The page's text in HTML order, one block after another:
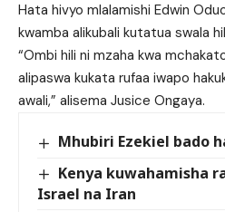
Hata hivyo mlalamishi Edwin
kwamba alikubali kutatua swala
“Ombi hili ni mzaha kwa
alipaswa kukata rufaa iwapo
awali,” alisema Jusice Ongaya.
Mhubiri Ezekiel bado
Kenya kuwahamisha
Israel na Iran